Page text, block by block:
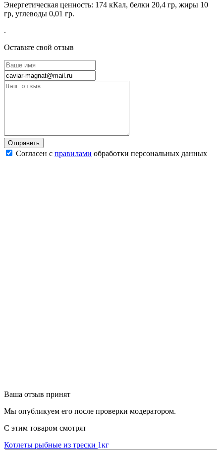
Энергетическая ценность: 174 кКал, белки 20,4 гр, жиры 10
гр, углеводы 0,01 гр.
.
Оставьте свой отзыв
Согласен с правилами обработки персональных данных
Ваша отзыв принят
Мы опубликуем его после проверки модератором.
С этим товаром смотрят
Котлеты рыбные из трески 1кг